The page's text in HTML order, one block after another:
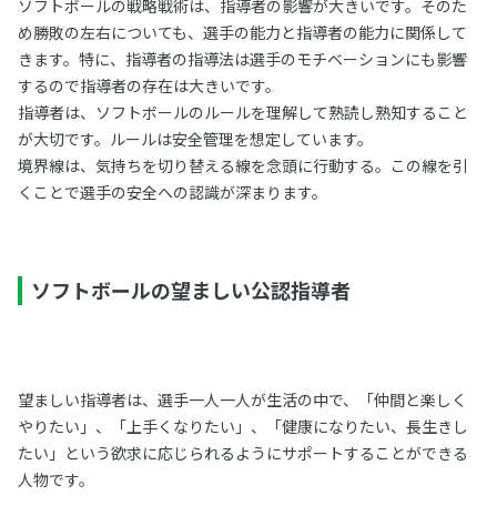
ソフトボールの戦略戦術は、指導者の影響が大きいです。そのた
め勝敗の左右についても、選手の能力と指導者の能力に関係して
きます。特に、指導者の指導法は選手のモチベーションにも影響
するので指導者の存在は大きいです。
指導者は、ソフトボールのルールを理解して熟読し熟知すること
が大切です。ルールは安全管理を想定しています。
境界線は、気持ちを切り替える線を念頭に行動する。この線を引
くことで選手の安全への認識が深まります。
ソフトボールの望ましい公認指導者
望ましい指導者は、選手一人一人が生活の中で、「仲間と楽しく
やりたい」、「上手くなりたい」、「健康になりたい、長生きし
たい」という欲求に応じられるようにサポートすることができる
人物です。